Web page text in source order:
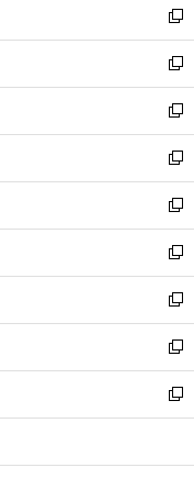
く
で
開
く
ド
ウ
で
開
く
い
ウ
ィ
ン
ド
ウ
で
開
く
新
し
い
ウ
ィ
ン
ド
ウ
で
開
く
新
し
い
ウ
ィ
ン
ド
ウ
で
開
く
新
し
い
ウ
ィ
ン
ド
ウ
で
開
く
新
し
い
ウ
ィ
ン
ド
ウ
で
開
く
新
し
い
ウ
ィ
ン
ド
ウ
で
開
新
し
い
ウ
ィ
ン
ド
ウ
開
新
し
い
ウ
ィ
ン
ウ
新
し
い
ウ
ン
新
し
ウ